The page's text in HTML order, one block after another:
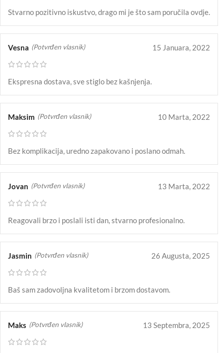
Stvarno pozitivno iskustvo, drago mi je što sam poručila ovdje.
Vesna (Potvrđen vlasnik) 15 Januara, 2022
Ekspresna dostava, sve stiglo bez kašnjenja.
Maksim (Potvrđen vlasnik) 10 Marta, 2022
Bez komplikacija, uredno zapakovano i poslano odmah.
Jovan (Potvrđen vlasnik) 13 Marta, 2022
Reagovali brzo i poslali isti dan, stvarno profesionalno.
Jasmin (Potvrđen vlasnik) 26 Augusta, 2025
Baš sam zadovoljna kvalitetom i brzom dostavom.
Maks (Potvrđen vlasnik) 13 Septembra, 2025